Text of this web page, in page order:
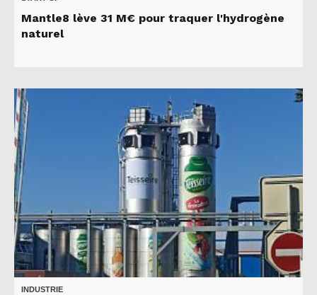
Mantle8 lève 31 M€ pour traquer l'hydrogène
naturel
INDUSTRIE